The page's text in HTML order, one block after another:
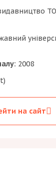
2008
на сайт